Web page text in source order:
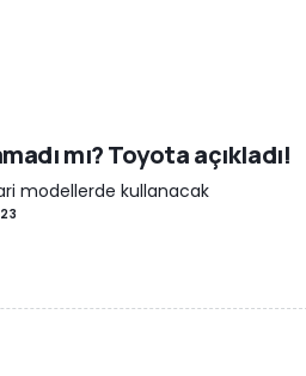
mı? Toyota açıkladı!
modellerde kullanacak